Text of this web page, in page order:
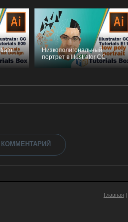
Низкополигональный
портрет в Illustrator CC
Главная |